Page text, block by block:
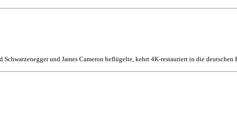
und James Cameron beflügelte, kehrt 4K-restauriert in die